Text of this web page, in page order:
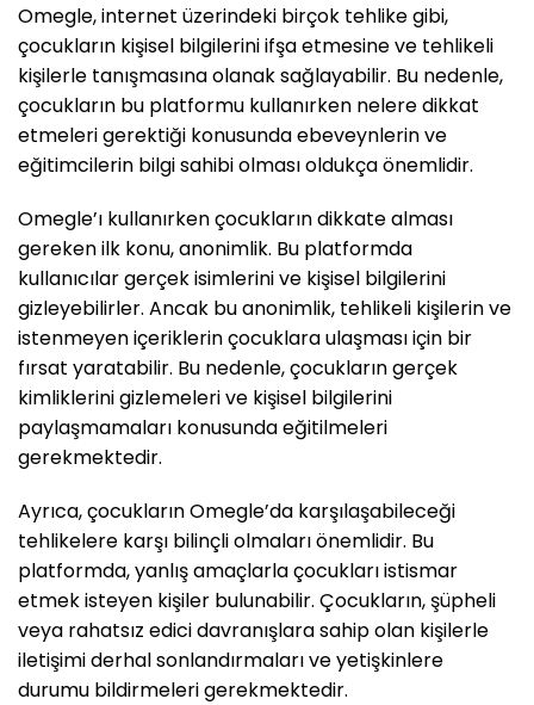
Omegle, internet üzerindeki birçok tehlike gibi,
çocukların kişisel bilgilerini ifşa etmesine ve tehlikeli
kişilerle tanışmasına olanak sağlayabilir. Bu nedenle,
çocukların bu platformu kullanırken nelere dikkat
etmeleri gerektiği konusunda ebeveynlerin ve
eğitimcilerin bilgi sahibi olması oldukça önemlidir.
Omegle’ı kullanırken çocukların dikkate alması
gereken ilk konu, anonimlik. Bu platformda
kullanıcılar gerçek isimlerini ve kişisel bilgilerini
gizleyebilirler. Ancak bu anonimlik, tehlikeli kişilerin ve
istenmeyen içeriklerin çocuklara ulaşması için bir
fırsat yaratabilir. Bu nedenle, çocukların gerçek
kimliklerini gizlemeleri ve kişisel bilgilerini
paylaşmamaları konusunda eğitilmeleri
gerekmektedir.
Ayrıca, çocukların Omegle’da karşılaşabileceği
tehlikelere karşı bilinçli olmaları önemlidir. Bu
platformda, yanlış amaçlarla çocukları istismar
etmek isteyen kişiler bulunabilir. Çocukların, şüpheli
veya rahatsız edici davranışlara sahip olan kişilerle
iletişimi derhal sonlandırmaları ve yetişkinlere
durumu bildirmeleri gerekmektedir.